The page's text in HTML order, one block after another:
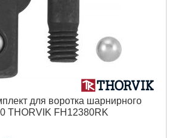
для воротка шарнирного
THORVIK FH12380RK